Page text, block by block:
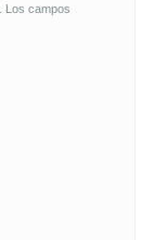
Los campos